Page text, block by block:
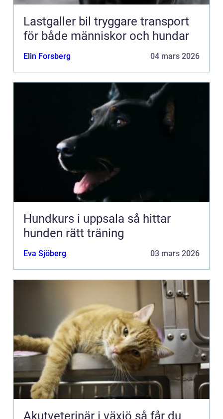
Lastgaller bil tryggare transport
för både människor och hundar
Elin Forsberg 04 mars 2026
Hundkurs i uppsala så hittar
hunden rätt träning
Eva Sjöberg 03 mars 2026
Akutveterinär i växjö så får du